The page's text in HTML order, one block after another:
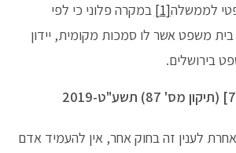
לממשלה[1]
במקרה פלוני כי לפי
6 ו-7 אין בית משפט אשר לו סמכות מקומית, יידון
בירושלים.
לענין זה בחוק אחר, אין להעמיד אדם